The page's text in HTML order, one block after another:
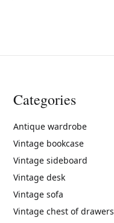
Categories
Antique wardrobe
Vintage bookcase
Vintage sideboard
Vintage desk
Vintage sofa
Vintage chest of drawers